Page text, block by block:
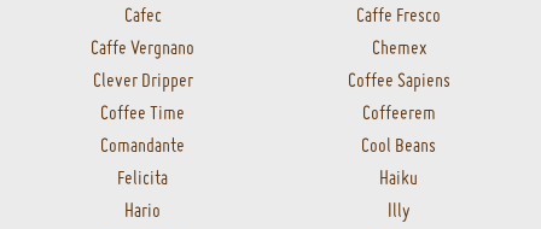
Cafec
Caffe Fresco
Caffe Vergnano
Chemex
Clever Dripper
Coffee Sapiens
Coffee Time
Coffeerem
Comandante
Cool Beans
Felicita
Haiku
Hario
Illy